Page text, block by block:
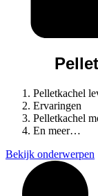
Pelletkachel
Ervaringen
Pelletkachel
En meer…
Bekijk onderwerpen